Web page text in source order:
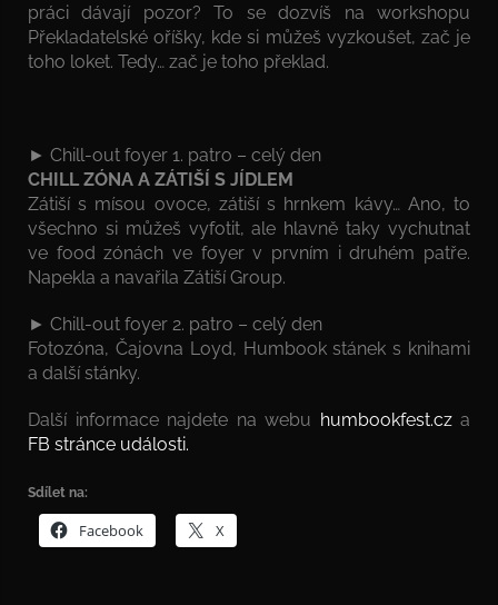
práci dávají pozor? To se dozvíš na workshopu
Překladatelské oříšky, kde si můžeš vyzkoušet, zač je
toho loket. Tedy… zač je toho překlad.
► Chill-out foyer 1. patro – celý den
CHILL ZÓNA A ZÁTIŠÍ S JÍDLEM
Zátiší s mísou ovoce, zátiší s hrnkem kávy… Ano, to
všechno si můžeš vyfotit, ale hlavně taky vychutnat
ve food zónách ve foyer v prvním i druhém patře.
Napekla a navařila Zátiší Group.
► Chill-out foyer 2. patro – celý den
Fotozóna, Čajovna Loyd, Humbook stánek s knihami
a další stánky.
Další informace najdete na webu humbookfest.cza
FB stránce události.
Sdílet na:
Facebook X